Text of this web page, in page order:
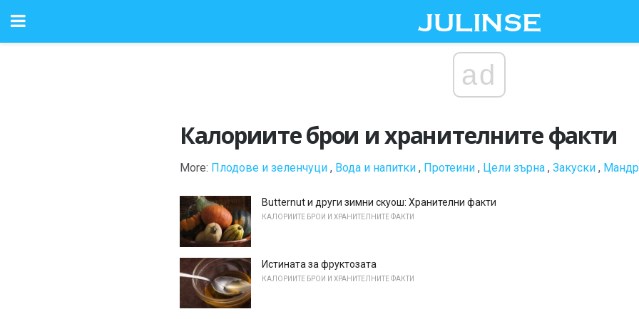
ad
Калориите брои и хранителните факти
More: Плодове и зеленчуци , Вода и напитки , Протеини , Цели зърна , Закуски ,
Butternut и други зимни скуош: Хранителни факти
КАЛОРИИТЕ БРОИ И ХРАНИТЕЛНИТЕ ФАКТИ
Истината за фруктозата
КАЛОРИИТЕ БРОИ И ХРАНИТЕЛНИТЕ ФАКТИ